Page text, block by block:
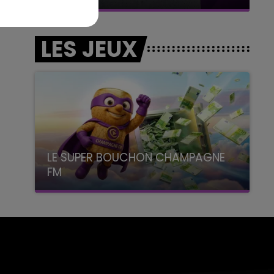
LES JEUX
LE SUPER BOUCHON CHAMPAGNE
FM
avec La Famille Champagne FM, à 8H10